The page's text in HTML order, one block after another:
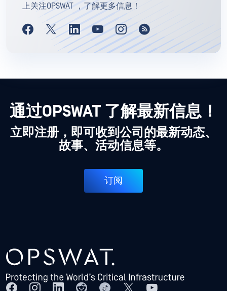
上关注OPSWAT ，了解更多信息！
通过OPSWAT 了解最新信息！
立即注册，即可收到公司的最新动态、
故事、活动信息等。
订阅